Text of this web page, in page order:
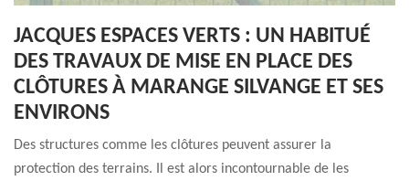
JACQUES ESPACES VERTS : UN HABITUÉ
DES TRAVAUX DE MISE EN PLACE DES
CLÔTURES À MARANGE SILVANGE ET SES
ENVIRONS
Des structures comme les clôtures peuvent assurer la
protection des terrains. Il est alors incontournable de les